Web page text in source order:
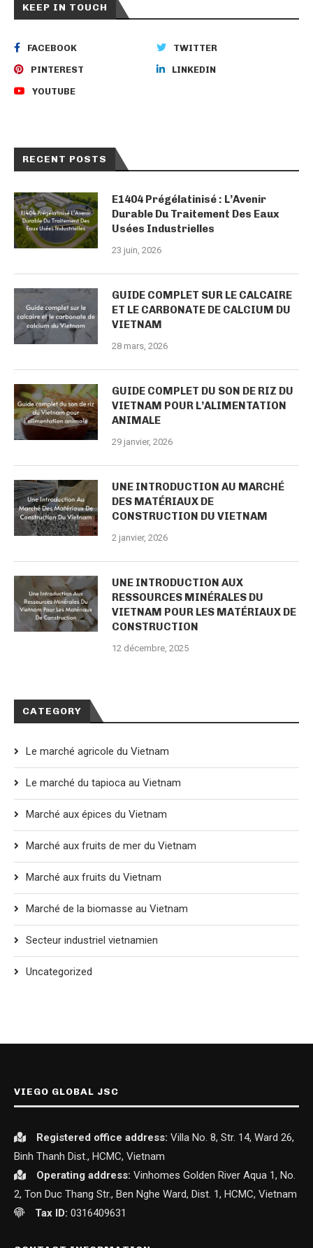
KEEP IN TOUCH
FACEBOOK TWITTER
PINTEREST LINKEDIN
YOUTUBE
RECENT POSTS
E1404 Prégélatinisé : L’Avenir
Durable Du Traitement Des Eaux
Usées Industrielles
23 juin, 2026
GUIDE COMPLET SUR LE CALCAIRE
ET LE CARBONATE DE CALCIUM DU
VIETNAM
28 mars, 2026
GUIDE COMPLET DU SON DE RIZ DU
VIETNAM POUR L’ALIMENTATION
ANIMALE
29 janvier, 2026
UNE INTRODUCTION AU MARCHÉ
DES MATÉRIAUX DE
CONSTRUCTION DU VIETNAM
2 janvier, 2026
UNE INTRODUCTION AUX
RESSOURCES MINÉRALES DU
VIETNAM POUR LES MATÉRIAUX DE
CONSTRUCTION
12 décembre, 2025
CATEGORY
Le marché agricole du Vietnam
Le marché du tapioca au Vietnam
Marché aux épices du Vietnam
Marché aux fruits de mer du Vietnam
Marché aux fruits du Vietnam
Marché de la biomasse au Vietnam
Secteur industriel vietnamien
Uncategorized
VIEGO GLOBAL JSC
Registered office address: Villa No. 8, Str. 14, Ward 26,
Binh Thanh Dist., HCMC, Vietnam
Operating address: Vinhomes Golden River Aqua 1, No.
2, Ton Duc Thang Str., Ben Nghe Ward, Dist. 1, HCMC, Vietnam
Tax ID: 0316409631